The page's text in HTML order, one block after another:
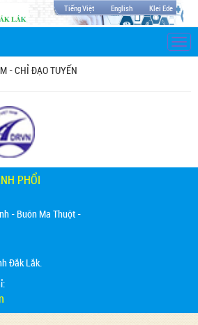
Tiếng Việt English Klei Ede
- CHỈ ĐẠO TUYẾN
PHỔI
- Buôn Ma Thuột -
Đắk Lắk.